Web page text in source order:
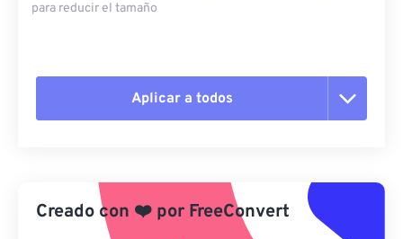
para reducir el tamaño
Aplicar a todos
Aplicar desde el ajuste preestablecido
Guardar como preestablecido
Creado con ❤️ por FreeConvert